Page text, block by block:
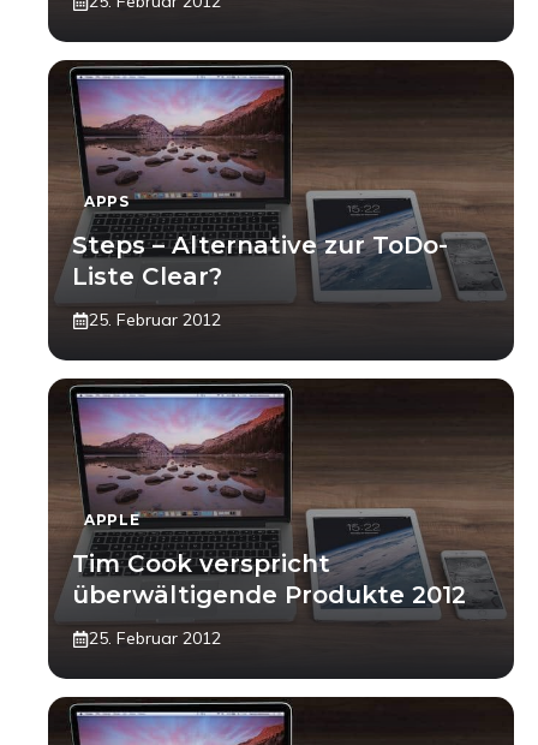
APPS
Steps – Alternative zur ToDo-
Liste Clear?
25. Februar 2012
APPLE
Tim Cook verspricht
überwältigende Produkte 2012
25. Februar 2012